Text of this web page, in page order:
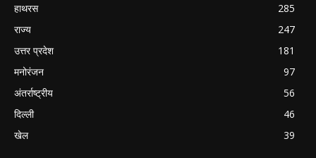
हाथरस
285
राज्य
247
उत्तर प्रदेश
181
मनोरंजन
97
अंतर्राष्ट्रीय
56
दिल्ली
46
खेल
39